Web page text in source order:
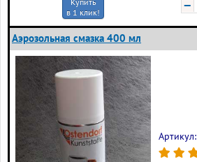
в 1 клик!
−
Аэрозольная смазка 400 мл
Артикул: